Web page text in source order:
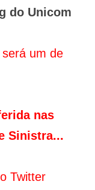
do Unicom
um de
nas
Sinistra...